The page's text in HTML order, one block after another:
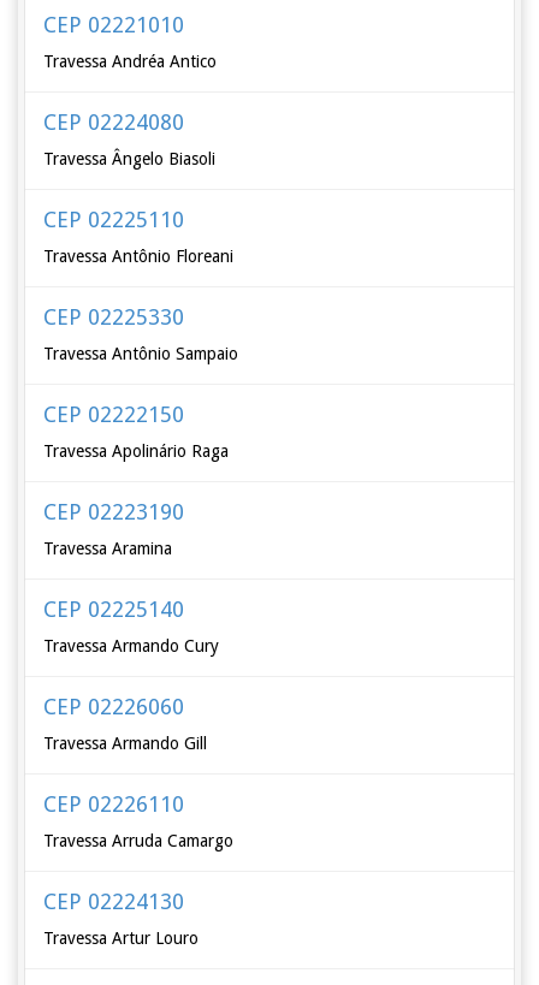
CEP 02221010
Travessa Andréa Antico
CEP 02224080
Travessa Ângelo Biasoli
CEP 02225110
Travessa Antônio Floreani
CEP 02225330
Travessa Antônio Sampaio
CEP 02222150
Travessa Apolinário Raga
CEP 02223190
Travessa Aramina
CEP 02225140
Travessa Armando Cury
CEP 02226060
Travessa Armando Gill
CEP 02226110
Travessa Arruda Camargo
CEP 02224130
Travessa Artur Louro